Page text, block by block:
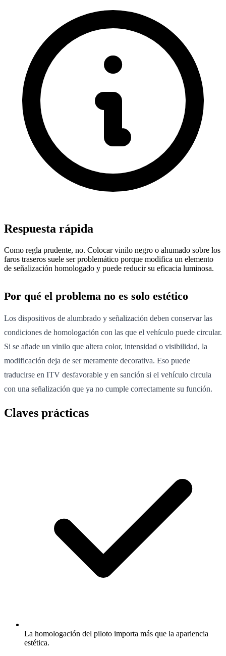
Respuesta rápida
Como regla prudente, no. Colocar vinilo negro o ahumado sobre los
faros traseros suele ser problemático porque modifica un elemento
de señalización homologado y puede reducir su eficacia luminosa.
Por qué el problema no es solo estético
Los dispositivos de alumbrado y señalización deben conservar las
condiciones de homologación con las que el vehículo puede circular.
Si se añade un vinilo que altera color, intensidad o visibilidad, la
modificación deja de ser meramente decorativa. Eso puede
traducirse en ITV desfavorable y en sanción si el vehículo circula
con una señalización que ya no cumple correctamente su función.
Claves prácticas
La homologación del piloto importa más que la apariencia
estética.